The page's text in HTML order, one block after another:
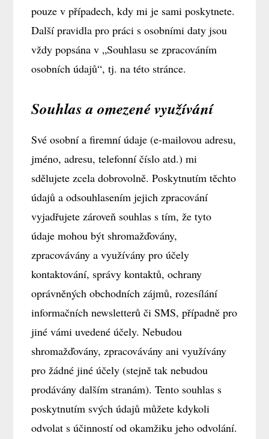
pouze v případech, kdy mi je sami poskytnete.
Další pravidla pro práci s osobními daty jsou
vždy popsána v „Souhlasu se zpracováním
osobních údajů“, tj. na této stránce.
Souhlas a omezené využívání
Své osobní a firemní údaje (e-mailovou adresu,
jméno, adresu, telefonní číslo atd.) mi
sdělujete zcela dobrovolně. Poskytnutím těchto
údajů a odsouhlasením jejich zpracování
vyjadřujete zároveň souhlas s tím, že tyto
údaje mohou být shromažďovány,
zpracovávány a využívány pro účely
kontaktování, správy kontaktů, ochrany
oprávněných obchodních zájmů, rozesílání
informačních newsletterů či SMS, případně pro
jiné vámi uvedené účely. Nebudou
shromažďovány, zpracovávány ani využívány
pro žádné jiné účely (stejně tak nebudou
prodávány dalším stranám). Tento souhlas s
poskytnutím svých údajů můžete kdykoli
odvolat s účinností od okamžiku jeho odvolání.